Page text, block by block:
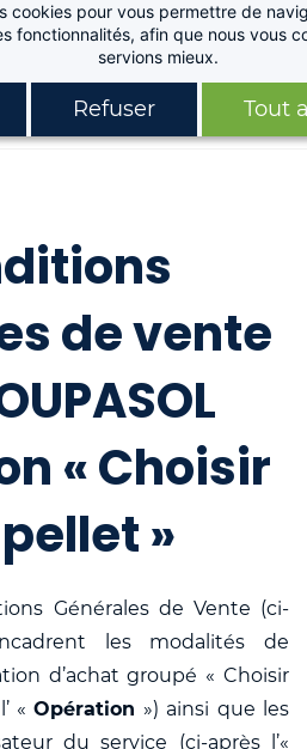
cookies pour vous permettre de
fonctionnalités, afin que nous vous
servions mieux.
Refuser Tout
de vente
« Choisir
»
Générales de Vente (ci-
les modalités de
d’achat groupé « Choisir
«Opération ») ainsi que les
du service (ci-après l’«